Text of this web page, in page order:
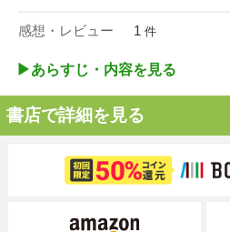
感想・レビュー 1 件
▶︎あらすじ・内容を見る
書店で詳細を見る